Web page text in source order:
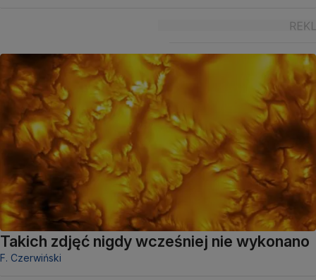
Takich zdjęć nigdy wcześniej nie wykonano
F. Czerwiński